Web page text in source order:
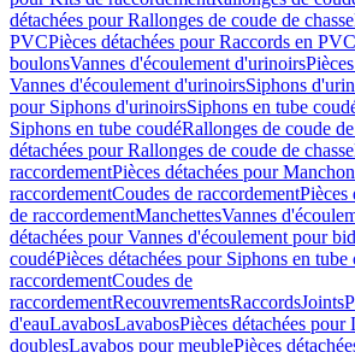
détachées pour Rallonges de coude de chasse
PVCPièces détachées pour Raccords en PVC
boulonsVannes d'écoulement d'urinoirs
Vannes d'écoulement d'urinoirsSiphons
pour Siphons d'urinoirsSiphons en tube
Siphons en tube coudéRallonges de coude
détachées pour Rallonges de coude de chasse
raccordementPièces détachées pour
raccordementCoudes de raccordementPièces
de raccordementManchettesVannes
détachées pour Vannes d'écoulement pour
coudéPièces détachées pour Siphons en tube
raccordementCoudes de
raccordementRecouvrementsRaccordsJoints
d'eauLavabosLavabosPièces détachées pour
doublesLavabos pour meublePièces